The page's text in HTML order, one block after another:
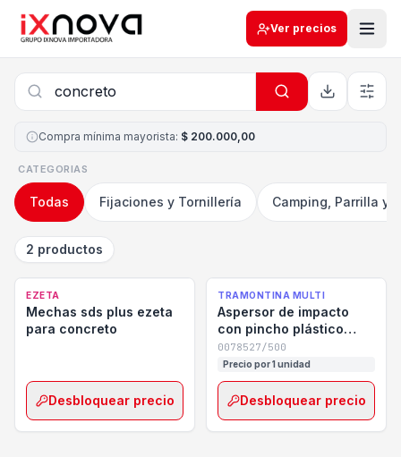
Ver precios
Compra mínima mayorista: $ 200.000,00
CATEGORIAS
Todas Fijaciones y Tornillería Camping, Parrilla y
2 productos
EZETA
Mechas sds plus ezeta
para concreto
Desbloquear precio
TRAMONTINA MULTI
Aspersor de impacto
con pincho plástico
tramontina
0078527/500
Precio por 1 unidad
Desbloquear precio